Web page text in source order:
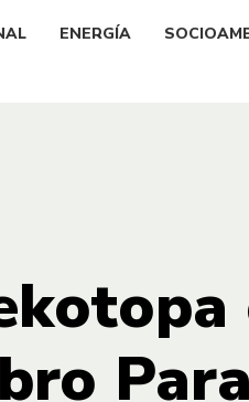
ENERGÍA